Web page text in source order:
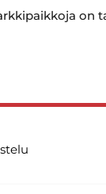
on